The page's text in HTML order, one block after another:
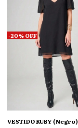
-20% OFF
VESTIDO RUBY (Negro)